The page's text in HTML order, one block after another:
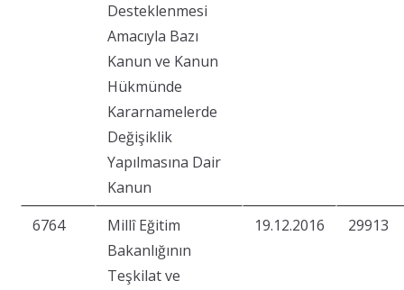
Desteklenmesi
Amacıyla Bazı
Kanun ve Kanun
Hükmünde
Kararnamelerde
Değişiklik
Yapılmasına Dair
Kanun
6764
Millî Eğitim
Bakanlığının
Teşkilat ve
19.12.2016 29913